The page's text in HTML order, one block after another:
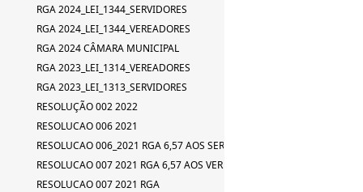
RGA 2024_LEI_1344_SERVIDORES
RGA 2024_LEI_1344_VEREADORES
RGA 2024 CÂMARA MUNICIPAL
RGA 2023_LEI_1314_VEREADORES
RGA 2023_LEI_1313_SERVIDORES
RESOLUÇÃO 002 2022
RESOLUCAO 006 2021
RESOLUCAO 006_2021 RGA 6,57 AOS SERVIDORES
RESOLUCAO 007 2021 RGA 6,57 AOS VEREADORES
RESOLUCAO 007 2021 RGA